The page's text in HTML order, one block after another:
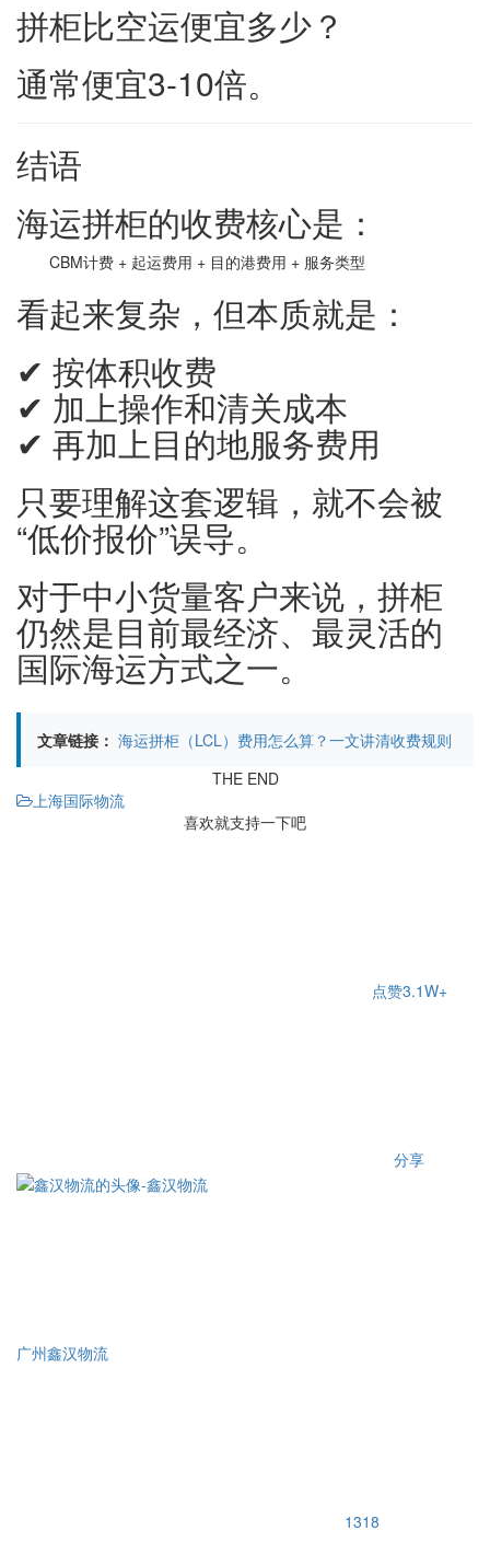
拼柜比空运便宜多少？
通常便宜3-10倍。
结语
海运拼柜的收费核心是：
CBM计费 + 起运费用 + 目的港费用 + 服务类型
看起来复杂，但本质就是：
✔ 按体积收费
✔ 加上操作和清关成本
✔ 再加上目的地服务费用
只要理解这套逻辑，就不会被
“低价报价”误导。
对于中小货量客户来说，拼柜
仍然是目前最经济、最灵活的
国际海运方式之一。
文章链接： 海运拼柜（LCL）费用怎么算？一文讲清收费规则
THE END
上海国际物流
喜欢就支持一下吧
点赞3.1W+
分享
广州鑫汉物流
1318